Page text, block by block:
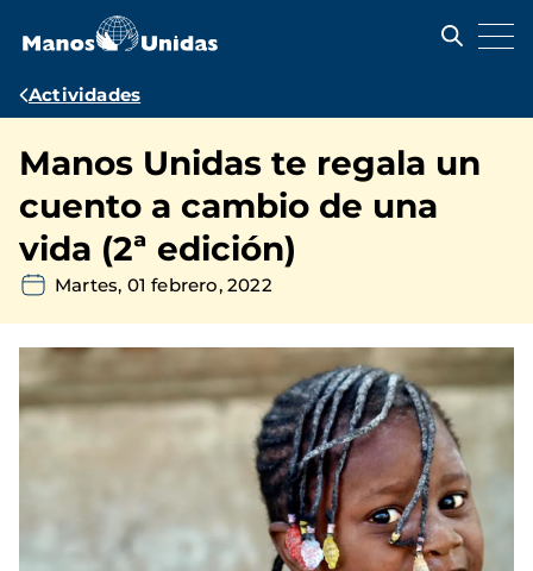
contenido
Ruta
navegación
Actividades
Manos Unidas te regala un
cuento a cambio de una
vida (2ª edición)
Martes, 01 febrero, 2022